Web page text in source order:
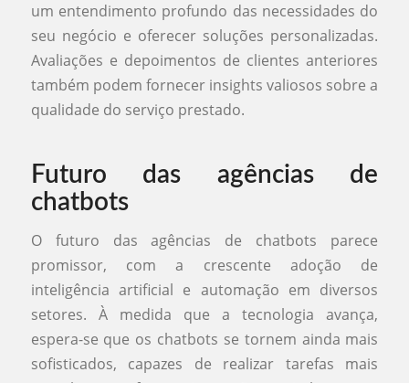
um entendimento profundo das necessidades do
seu negócio e oferecer soluções personalizadas.
Avaliações e depoimentos de clientes anteriores
também podem fornecer insights valiosos sobre a
qualidade do serviço prestado.
Futuro das agências de
chatbots
O futuro das agências de chatbots parece
promissor, com a crescente adoção de
inteligência artificial e automação em diversos
setores. À medida que a tecnologia avança,
espera-se que os chatbots se tornem ainda mais
sofisticados, capazes de realizar tarefas mais